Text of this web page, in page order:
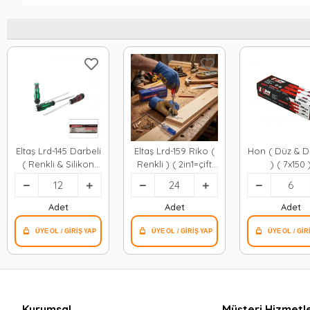
Eltaş Lrd-145 Darbeli
( Renkli & Silikon
Saplı )( 2in1=çift
Taraflı Uç )
Tornavida ( Mıknatıs
Uç & Yıldız - Düz
)*12x10
Adet
Eltaş Lrd-159 Riko (
Renkli ) ( 2in1=çift
Taraflı Uç )
Tornavida ( Yıldız -
Düz )*24x10
Adet
Hon ( Düz &
) ( 7x150 )
Adet